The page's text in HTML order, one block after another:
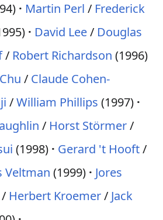
Martin Perl / Frederick
David Lee/ Douglas
/ Robert Richardson (1996)
/ Claude Cohen-
/William Phillips (1997)
/ Horst Störmer/
(1998) Gerard 't Hooft/
Veltman (1999)
Jores
/ Herbert Kroemer/ Jack